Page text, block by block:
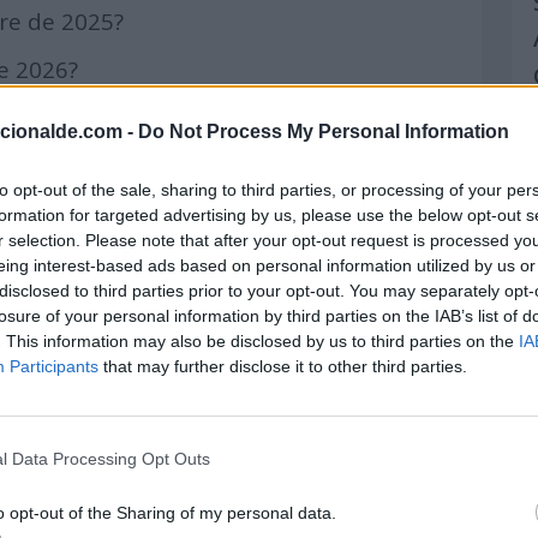
- Do Not Process My Personal Information
opt-out of the sale, sharing to third parties, or processing of your
for targeted advertising by us, please use the below opt-out
selection. Please note that after your opt-out request is processed
interest-based ads based on personal information utilized by us
to third parties prior to your opt-out. You may separately
of your personal information by third parties on the IAB’s list of
This information may also be disclosed by us to third parties on the
Participants that may further disclose it to other third parties.
Data Processing Opt Outs
opt-out of the Sharing of my personal data.
de 2025?
2026?
2026?
2023?
2023?
de 2026?
de 2025?
de 2026?
2023?
2023?